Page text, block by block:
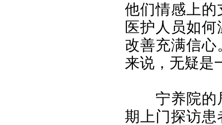
他们情感上
医护人员如
改善充满信
来说，无疑是
宁养院的
期上门探访